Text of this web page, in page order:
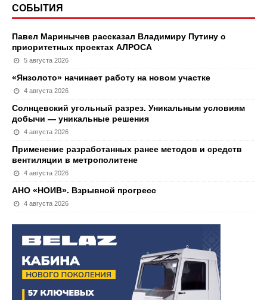
СОБЫТИЯ
Павел Маринычев рассказал Владимиру Путину о
приоритетных проектах АЛРОСА
5 августа 2026
«Янзолото» начинает работу на новом участке
4 августа 2026
Солнцевский угольный разрез. Уникальным условиям
добычи — уникальные решения
4 августа 2026
Применение разработанных ранее методов и средств
вентиляции в метрополитене
4 августа 2026
АНО «НОИВ». Взрывной прогресс
4 августа 2026